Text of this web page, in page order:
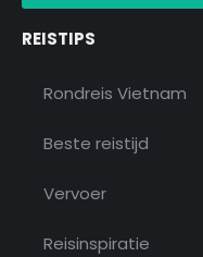
m
REISTIPS
Rondreis Vietnam
Beste reistijd
Vervoer
Reisinspiratie